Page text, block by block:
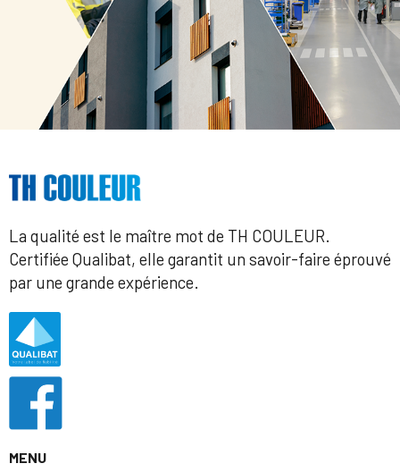
La qualité est le maître mot de TH COULEUR.
Certifiée Qualibat, elle garantit un savoir-faire éprouvé
par une grande expérience.
MENU